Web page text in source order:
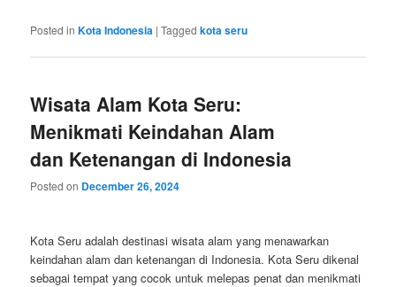
Posted in Kota Indonesia |Tagged kota seru
Wisata Alam Kota Seru:
Menikmati Keindahan Alam
dan Ketenangan di Indonesia
Posted on December 26, 2024
Kota Seru adalah destinasi wisata alam yang menawarkan
keindahan alam dan ketenangan di Indonesia. Kota Seru dikenal
sebagai tempat yang cocok untuk melepas penat dan menikmati